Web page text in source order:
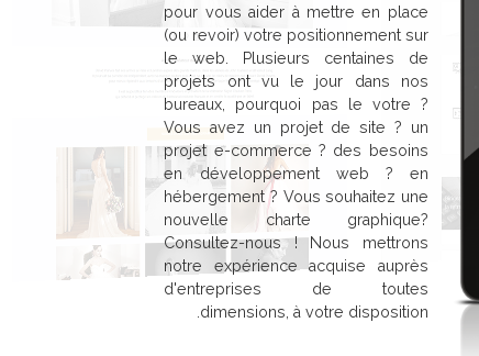
pour vous aider à mettre en place
(ou revoir) votre positionnement sur
le web. Plusieurs centaines de
projets ont vu le jour dans nos
bureaux, pourquoi pas le votre ?
Vous avez un projet de site ? un
projet e-commerce ? des besoins
en développement web ? en
hébergement ? Vous souhaitez une
nouvelle charte graphique?
Consultez-nous ! Nous mettrons
notre expérience acquise auprès
d'entreprises de toutes
dimensions, à votre disposition.